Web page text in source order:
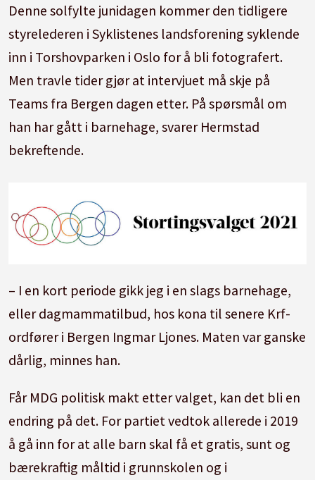
Denne solfylte junidagen kommer den tidligere
styrelederen i Syklistenes landsforening syklende
inn i Torshovparken i Oslo for å bli fotografert.
Men travle tider gjør at intervjuet må skje på
Teams fra Bergen dagen etter. På spørsmål om
han har gått i barnehage, svarer Hermstad
bekreftende.
– I en kort periode gikk jeg i en slags barnehage,
eller dagmammatilbud, hos kona til senere Krf-
ordfører i Bergen Ingmar Ljones. Maten var ganske
dårlig, minnes han.
Får MDG politisk makt etter valget, kan det bli en
endring på det. For partiet vedtok allerede i 2019
å gå inn for at alle barn skal få et gratis, sunt og
bærekraftig måltid i grunnskolen og i